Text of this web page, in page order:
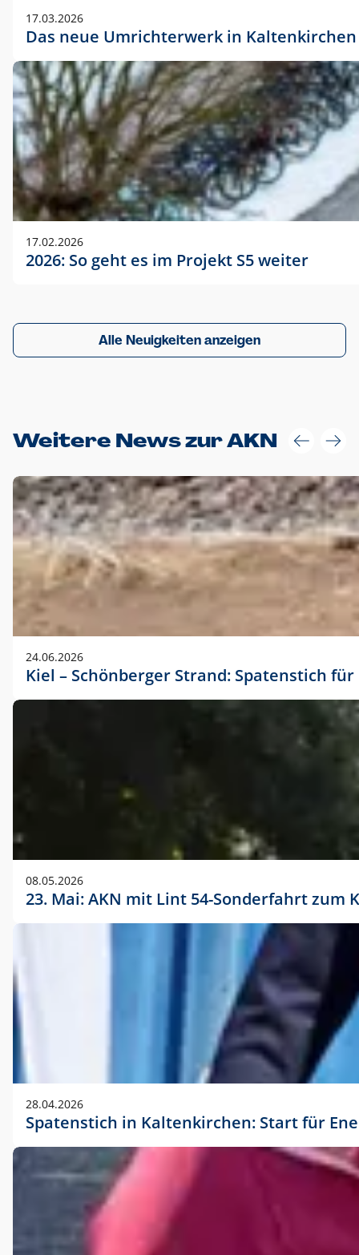
17.03.2026
Das neue Umrichterwerk in Kaltenkirchen
17.02.2026
2026: So geht es im Projekt S5 weiter
Alle Neuigkeiten anzeigen
Weitere News zur AKN
24.06.2026
Kiel – Schönberger Strand: Spatenstich
08.05.2026
23. Mai: AKN mit Lint 54-Sonderfahrt
28.04.2026
Spatenstich in Kaltenkirchen: Start für